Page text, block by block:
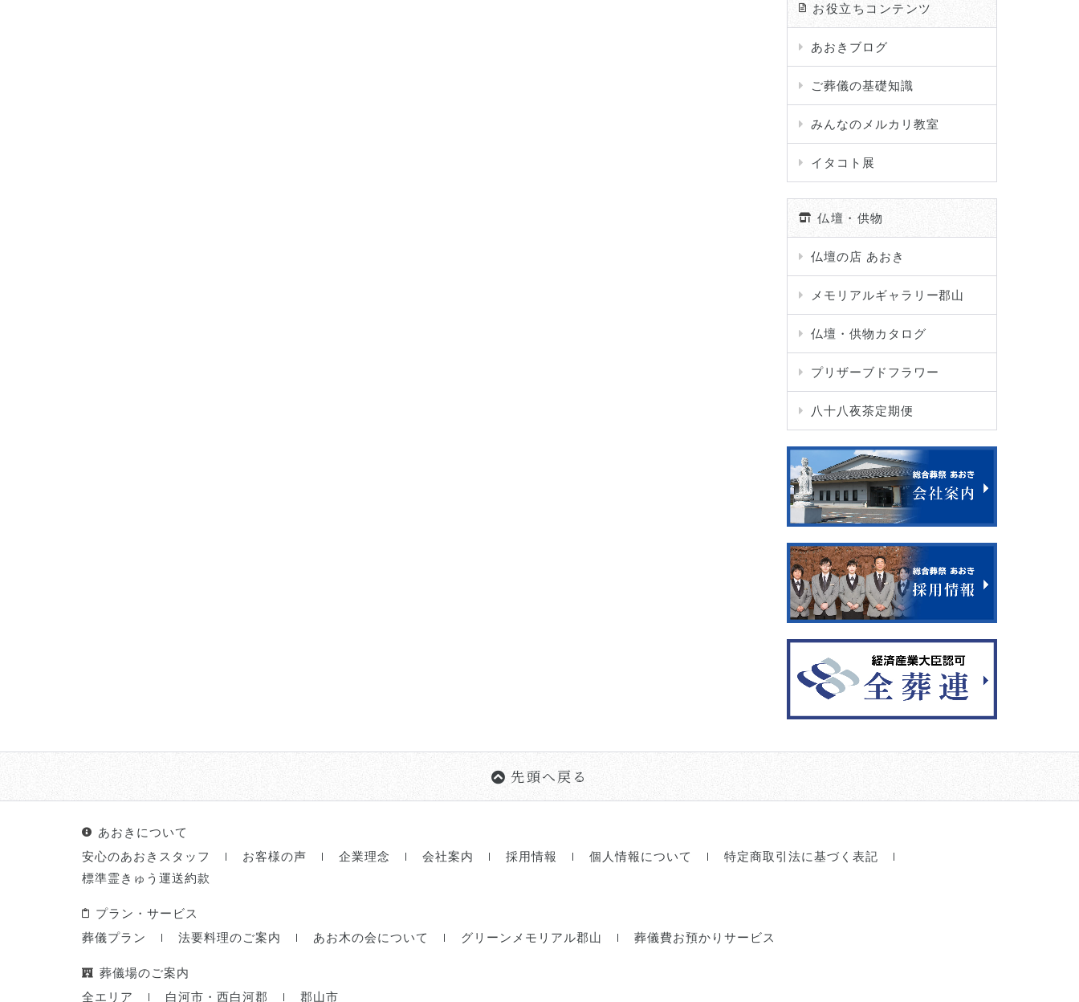
お役立ちコンテンツ
あおきブログ
ご葬儀の基礎知識
みんなのメルカリ教室
イタコト展
仏壇・供物
仏壇の店 あおき
メモリアルギャラリー郡山
仏壇・供物カタログ
プリザーブドフラワー
八十八夜茶定期便
先頭へ戻る
あおきについて
安心のあおきスタッフ
お客様の声 企業理念 会社案内 採用情報 個人情報について
特定商取引法に基づく表記
標準霊きゅう運送約款
プラン・サービス
葬儀プラン
法要料理のご案内 あお木の会について グリーンメモリアル郡山 葬儀費お預かりサービス
葬儀場のご案内
全エリア
白河市・西白河郡 郡山市